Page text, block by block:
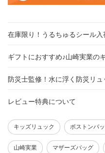
在庫限り！うるちゅるシール入
ギフトにおすすめ♪山崎実業の
防災士監修！水に浮く防災リュ
レビュー特典について
キッズリュック ボストンバ
山崎実業 マザーズバッグ